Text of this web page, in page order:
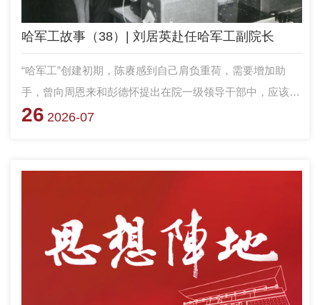
哈军工故事（38）| 刘居英赴任哈军工副院长
“哈军工”创建初期，陈赓感到自己肩负重荷，需要增加助
手，曾向周恩来和彭德怀提出在院一级领导干部中，应该充
实几位革命资历深、文化水平高，能独当一面的干部。1954
26 2026-07